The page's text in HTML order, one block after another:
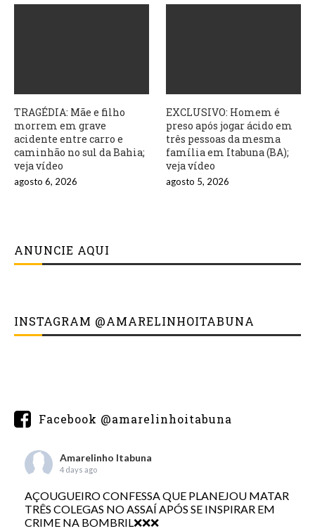
TRAGÉDIA: Mãe e filho
morrem em grave
acidente entre carro e
caminhão no sul da Bahia;
veja vídeo
agosto 6, 2026
EXCLUSIVO: Homem é
preso após jogar ácido em
três pessoas da mesma
família em Itabuna (BA);
veja vídeo
agosto 5, 2026
ANUNCIE AQUI
INSTAGRAM @AMARELINHOITABUNA
Facebook @amarelinhoitabuna
Amarelinho Itabuna
4 days ago
AÇOUGUEIRO CONFESSA QUE PLANEJOU MATAR
TRÊS COLEGAS NO ASSAÍ APÓS SE INSPIRAR EM
CRIME NA BOMBRIL❌❌❌